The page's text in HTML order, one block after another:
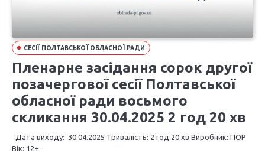
СЕСІЇ ПОЛТАВСЬКОЇ ОБЛАСНОЇ РАДИ
Пленарне засідання сорок другої
позачергової сесії Полтавської
обласної ради восьмого
скликання 30.04.2025 2 год 20 хв
Дата виходу: 30.04.2025 Тривалість: 2 год 20 хв Виробник: ПОР
Вік: 12+